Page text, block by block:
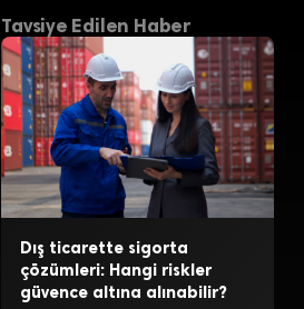
Tavsiye Edilen Haber
Dış ticarette sigorta
çözümleri: Hangi riskler
güvence altına alınabilir?